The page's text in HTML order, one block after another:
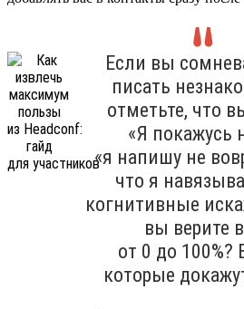
Если вы
писать
отметьте, что
«Я покажусь
«я напишу не
что я
когнитивные
вы верите
от 0 до 100%?
которые